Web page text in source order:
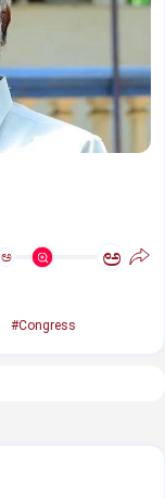
ಅ ಅ
#Congress